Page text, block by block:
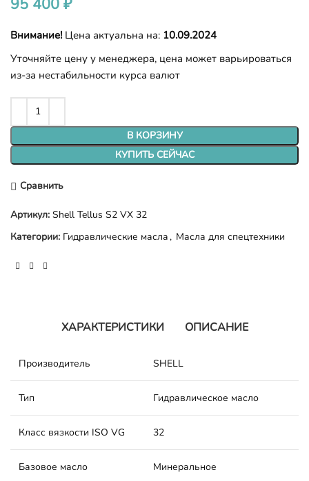
Внимание! Цена актуальна на: 10.09.2024
Уточняйте цену у менеджера, цена может варьироваться
из-за нестабильности курса валют
В КОРЗИНУ
КУПИТЬ СЕЙЧАС
Сравнить
Артикул: Shell Tellus S2 VX 32
Категории: Гидравлические масла , Масла для спецтехники
ХАРАКТЕРИСТИКИ ОПИСАНИЕ
Производитель SHELL
Тип Гидравлическое масло
Класс вязкости ISO VG 32
Базовое масло Минеральное